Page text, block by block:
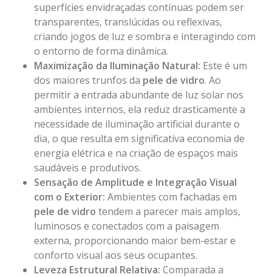
superfícies envidraçadas contínuas podem ser
transparentes, translúcidas ou reflexivas,
criando jogos de luz e sombra e interagindo com
o entorno de forma dinâmica.
Maximização da Iluminação Natural: Este é um
dos maiores trunfos da pele de vidro. Ao
permitir a entrada abundante de luz solar nos
ambientes internos, ela reduz drasticamente a
necessidade de iluminação artificial durante o
dia, o que resulta em significativa economia de
energia elétrica e na criação de espaços mais
saudáveis e produtivos.
Sensação de Amplitude e Integração Visual
com o Exterior: Ambientes com fachadas em
pele de vidro tendem a parecer mais amplos,
luminosos e conectados com a paisagem
externa, proporcionando maior bem-estar e
conforto visual aos seus ocupantes.
Leveza Estrutural Relativa: Comparada a